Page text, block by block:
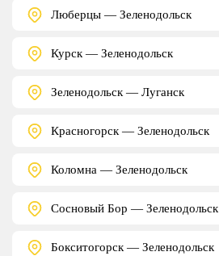
Люберцы — Зеленодольск
Курск — Зеленодольск
Зеленодольск — Луганск
Красногорск — Зеленодольск
Коломна — Зеленодольск
Сосновый Бор — Зеленодольск
Бокситогорск — Зеленодольск